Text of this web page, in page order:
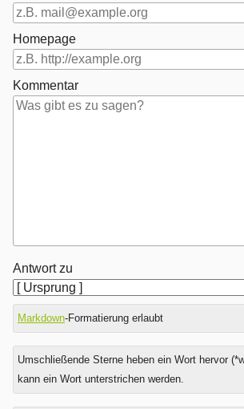
Homepage
Kommentar
Antwort zu
Markdown-Formatierung erlaubt
Umschließende Sterne heben ein Wort hervor
kann ein Wort unterstrichen werden.